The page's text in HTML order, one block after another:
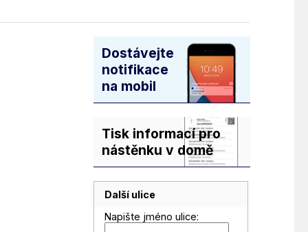
Dostávejte
notifikace
na mobil
Tisk informací pro
nástěnku v domě
Další ulice
Napište jméno ulice: